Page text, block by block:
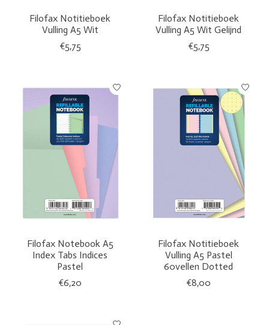
Filofax Notitieboek
Vulling A5 Wit
€5,75
Filofax Notitieboek
Vulling A5 Wit Gelijnd
€5,75
Filofax Notebook A5
Index Tabs Indices
Pastel
€6,20
Filofax Notitieboek
Vulling A5 Pastel
60vellen Dotted
€8,00